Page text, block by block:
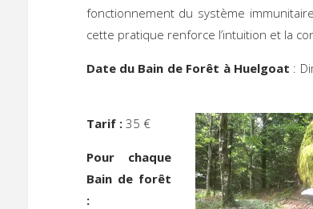
fonctionnement du système
cette pratique renforce l’intuition et la
Date du Bain de Forêt à Huelgoat :
Tarif :35 €
Pour chaque
Bain de forêt
: